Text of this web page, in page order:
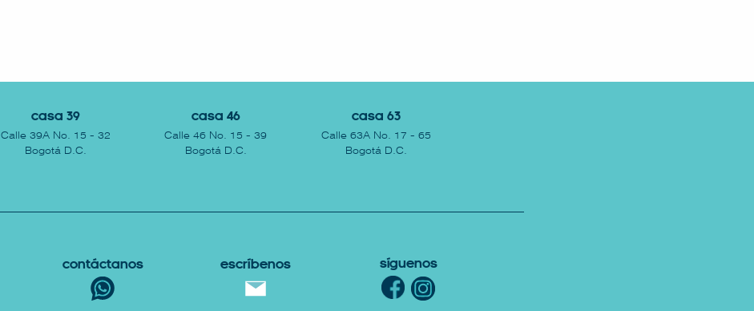
Casa 39
Calle 39A No. 15 - 32
Bogotá D.C.
Casa 46
Calle 46 No. 15 - 39
Bogotá D.C.
Casa 63
Calle 63A No. 17 - 65
Bogotá D.C.
Contáctanos escríbenos Síguenos